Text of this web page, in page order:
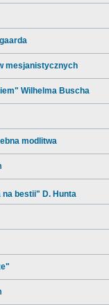
mesjanistycznych
Wilhelma Buscha
modlitwa
bestii" D. Hunta